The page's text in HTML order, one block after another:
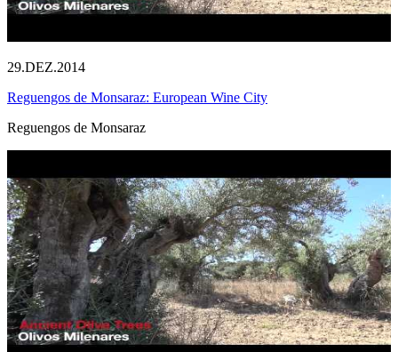
29.DEZ.2014
Reguengos de Monsaraz: European Wine City
Reguengos de Monsaraz